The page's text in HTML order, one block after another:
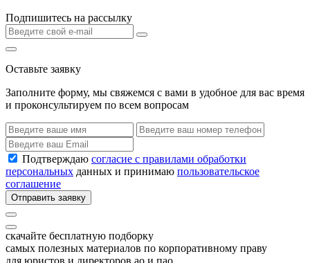
Подпишитесь на рассылку
Оставьте заявку
Заполните форму, мы свяжемся с вами в удобное для вас время
и проконсультируем по всем вопросам
Подтверждаю согласие с правилами обработки
персональных данных и принимаю пользовательское
соглашение
Отправить заявку
скачайте бесплатную подборку
самых полезных материалов по корпоративному праву
для юристов и директоров ао и пао